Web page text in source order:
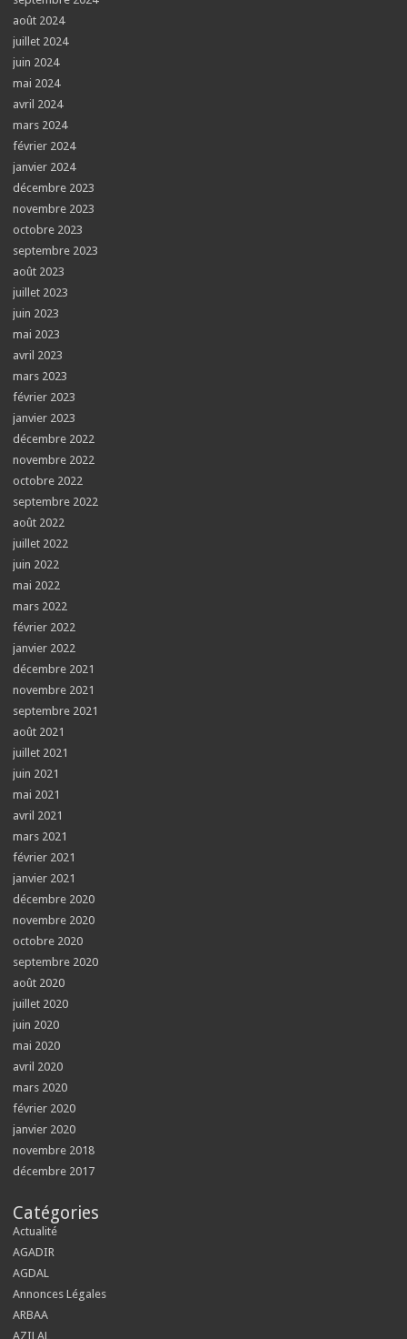
août 2024
juillet 2024
juin 2024
mai 2024
avril 2024
mars 2024
février 2024
janvier 2024
décembre 2023
novembre 2023
octobre 2023
septembre 2023
août 2023
juillet 2023
juin 2023
mai 2023
avril 2023
mars 2023
février 2023
janvier 2023
décembre 2022
novembre 2022
octobre 2022
septembre 2022
août 2022
juillet 2022
juin 2022
mai 2022
mars 2022
février 2022
janvier 2022
décembre 2021
novembre 2021
septembre 2021
août 2021
juillet 2021
juin 2021
mai 2021
avril 2021
mars 2021
février 2021
janvier 2021
décembre 2020
novembre 2020
octobre 2020
septembre 2020
août 2020
juillet 2020
juin 2020
mai 2020
avril 2020
mars 2020
février 2020
janvier 2020
novembre 2018
décembre 2017
Catégories
Actualité
AGADIR
AGDAL
Annonces Légales
ARBAA
AZILAL